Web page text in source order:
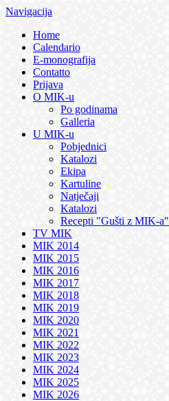
Navigacija
Home
Calendario
E-monografija
Contatto
Prijava
O MIK-u
Po godinama
Galleria
U MIK-u
Pobjednici
Katalozi
Ekipa
Kartuline
Natječaji
Katalozi
Recepti "Gušti z MIK-a"
TV MIK
MIK 2014
MIK 2015
MIK 2016
MIK 2017
MIK 2018
MIK 2019
MIK 2020
MIK 2021
MIK 2022
MIK 2023
MIK 2024
MIK 2025
MIK 2026